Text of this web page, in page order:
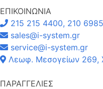
ΕΠΙΚΟΙΝΩΝΙΑ
215 215 4400, 210
sales@i-system.gr
service@i-system.gr
Λεωφ. Μεσογείων 269,
ΠΑΡΑΓΓΕΛΙΕΣ